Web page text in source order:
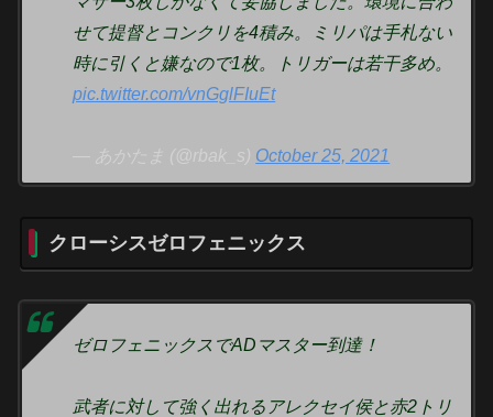
せて提督とコンクリを4積み。ミリパは手札ない
時に引くと嫌なので1枚。トリガーは若干多め。
pic.twitter.com/vnGglFIuEt
— あかたま (@rbak_s) October 25, 2021
クローシスゼロフェニックス
ゼロフェニックスでADマスター到達！
武者に対して強く出れるアレクセイ侯と赤2トリ